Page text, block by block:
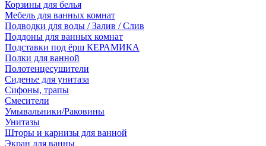
Корзины для белья
Мебель для ванных комнат
Подводки для воды / Залив / Слив
Поддоны для ванных комнат
Подставки под ёрш КЕРАМИКА
Полки для ванной
Полотенцесушители
Сиденье для унитаза
Сифоны, трапы
Смесители
Умывальники/Раковины
Унитазы
Шторы и карнизы для ванной
Экран для ванны